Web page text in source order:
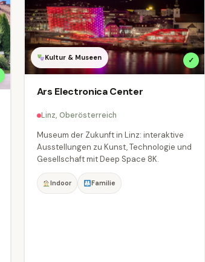
Kultur & Museen ✓
Ars Electronica Center
Linz, Oberösterreich
Museum der Zukunft in Linz: interaktive
Ausstellungen zu Kunst, Technologie und
Gesellschaft mit Deep Space 8K.
Indoor Familie